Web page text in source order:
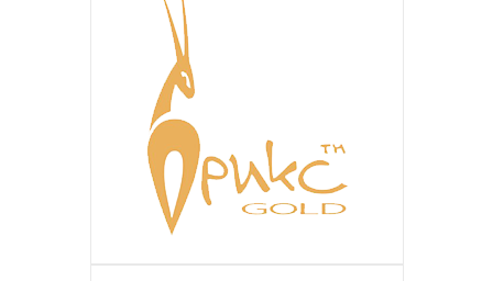
Ірландська компанія міжнародних
ДЕТАЛЬНІШЕ